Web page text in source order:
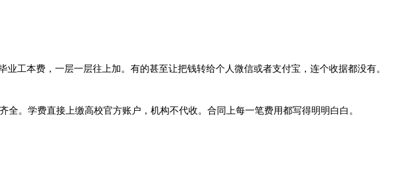
本费，一层一层往上加。有的甚至让把钱转给个人微信或者支付宝，连个收据都没有。
学费直接上缴高校官方账户，机构不代收。合同上每一笔费用都写得明明白白。